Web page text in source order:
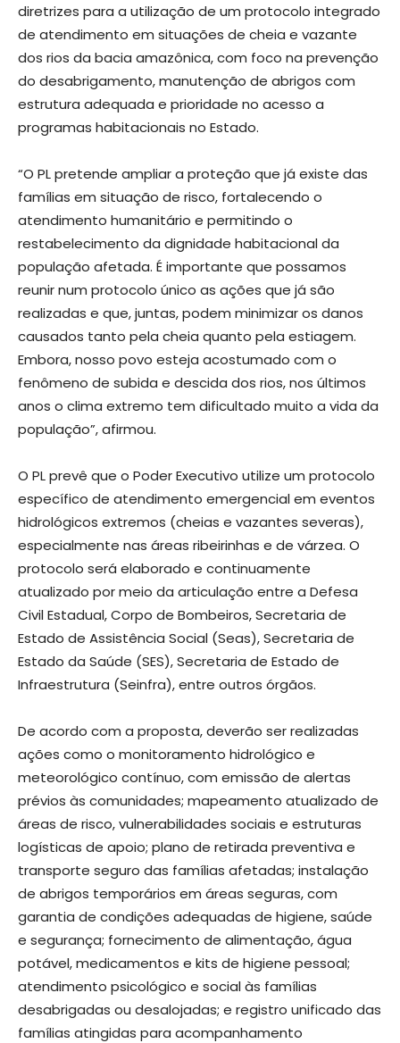
diretrizes para a utilização de um protocolo integrado
de atendimento em situações de cheia e vazante
dos rios da bacia amazônica, com foco na prevenção
do desabrigamento, manutenção de abrigos com
estrutura adequada e prioridade no acesso a
programas habitacionais no Estado.
“O PL pretende ampliar a proteção que já existe das
famílias em situação de risco, fortalecendo o
atendimento humanitário e permitindo o
restabelecimento da dignidade habitacional da
população afetada. É importante que possamos
reunir num protocolo único as ações que já são
realizadas e que, juntas, podem minimizar os danos
causados tanto pela cheia quanto pela estiagem.
Embora, nosso povo esteja acostumado com o
fenômeno de subida e descida dos rios, nos últimos
anos o clima extremo tem dificultado muito a vida da
população”, afirmou.
O PL prevê que o Poder Executivo utilize um protocolo
específico de atendimento emergencial em eventos
hidrológicos extremos (cheias e vazantes severas),
especialmente nas áreas ribeirinhas e de várzea. O
protocolo será elaborado e continuamente
atualizado por meio da articulação entre a Defesa
Civil Estadual, Corpo de Bombeiros, Secretaria de
Estado de Assistência Social (Seas), Secretaria de
Estado da Saúde (SES), Secretaria de Estado de
Infraestrutura (Seinfra), entre outros órgãos.
De acordo com a proposta, deverão ser realizadas
ações como o monitoramento hidrológico e
meteorológico contínuo, com emissão de alertas
prévios às comunidades; mapeamento atualizado de
áreas de risco, vulnerabilidades sociais e estruturas
logísticas de apoio; plano de retirada preventiva e
transporte seguro das famílias afetadas; instalação
de abrigos temporários em áreas seguras, com
garantia de condições adequadas de higiene, saúde
e segurança; fornecimento de alimentação, água
potável, medicamentos e kits de higiene pessoal;
atendimento psicológico e social às famílias
desabrigadas ou desalojadas; e registro unificado das
famílias atingidas para acompanhamento